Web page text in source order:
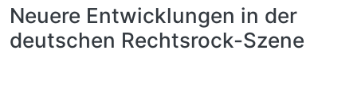
Neuere Entwicklungen in der
deutschen Rechtsrock-Szene